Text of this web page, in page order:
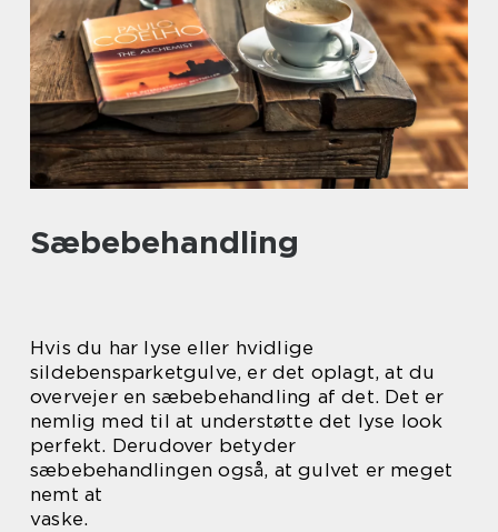
Sæbebehandling
Hvis du har lyse eller hvidlige
sildebensparketgulve, er det oplagt, at du
overvejer en sæbebehandling af det. Det er
nemlig med til at understøtte det lyse look
perfekt. Derudover betyder
sæbebehandlingen også, at gulvet er meget
nemt at
vaske.